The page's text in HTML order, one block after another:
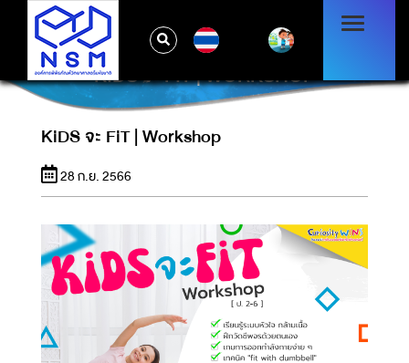
KIDS จะ FIT | WORKSHOP
KiDS จะ FiT | Workshop
28 ก.ย. 2566